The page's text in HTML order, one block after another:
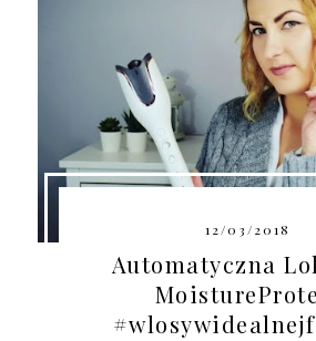
12/03/2018
Automatyczna